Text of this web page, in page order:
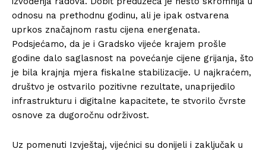
odnosu na prethodnu godinu, ali je ipak ostvarena
uprkos značajnom rastu cijena energenata.
Podsjećamo, da je i Gradsko vijeće krajem prošle
godine dalo saglasnost na povećanje cijene grijanja, što
je bila krajnja mjera fiskalne stabilizacije. U najkraćem,
društvo je ostvarilo pozitivne rezultate, unaprijedilo
infrastrukturu i digitalne kapacitete, te stvorilo čvrste
osnove za dugoročnu održivost.
Uz pomenuti Izvještaj, vijećnici su donijeli i zaključak u